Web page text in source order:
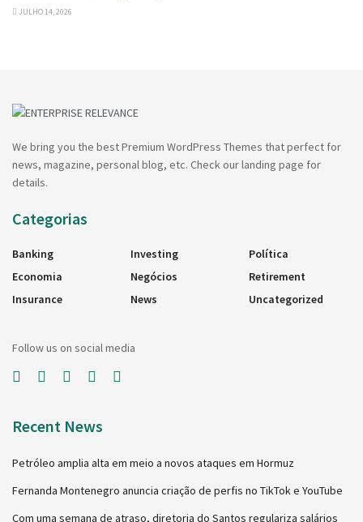
JULHO 14, 2026
We bring you the best Premium WordPress Themes that perfect for
news, magazine, personal blog, etc. Check our landing page for
details.
Categorias
Banking
Economia
Insurance
Investing
Negócios
News
Política
Retirement
Uncategorized
Follow us on social media
Recent News
Petróleo amplia alta em meio a novos ataques em Hormuz
Fernanda Montenegro anuncia criação de perfis no TikTok e YouTube
Com uma semana de atraso, diretoria do Santos regulariza salários